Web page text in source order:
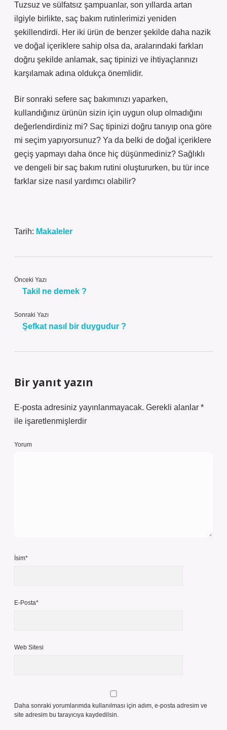
Tuzsuz ve sülfatsız şampuanlar, son yıllarda artan
ilgiyle birlikte, saç bakım rutinlerimizi yeniden
şekillendirdi. Her iki ürün de benzer şekilde daha nazik
ve doğal içeriklere sahip olsa da, aralarındaki farkları
doğru şekilde anlamak, saç tipinizi ve ihtiyaçlarınızı
karşılamak adına oldukça önemlidir.
Bir sonraki sefere saç bakımınızı yaparken,
kullandığınız ürünün sizin için uygun olup olmadığını
değerlendirdiniz mi? Saç tipinizi doğru tanıyıp ona göre
mi seçim yapıyorsunuz? Ya da belki de doğal içeriklere
geçiş yapmayı daha önce hiç düşünmediniz? Sağlıklı
ve dengeli bir saç bakım rutini oluştururken, bu tür ince
farklar size nasıl yardımcı olabilir?
Tarih: Makaleler
Önceki Yazı
Takil ne demek ?
Sonraki Yazı
Şefkat nasıl bir duygudur ?
Bir yanıt yazın
E-posta adresiniz yayınlanmayacak. Gerekli alanlar *
ile işaretlenmişlerdir
Yorum
İsim*
E-Posta*
Web Sitesi
Daha sonraki yorumlarımda kullanılması için adım, e-posta adresim ve
site adresim bu tarayıcıya kaydedilsin.